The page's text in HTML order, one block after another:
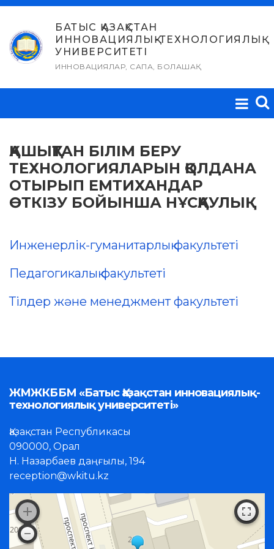
Skip
content
БАТЫС ҚАЗАҚСТАН
ИННОВАЦИЯЛЫҚ-ТЕХНОЛОГИЯЛЫҚ
УНИВЕРСИТЕТІ
ИННОВАЦИЯЛАР, САПА, БОЛАШАҚ
ҚАШЫҚТАН БІЛІМ БЕРУ
ТЕХНОЛОГИЯЛАРЫН ҚОЛДАНА
ОТЫРЫП ЕМТИХАНДАР
ӨТКІЗУ БОЙЫНША НҰСҚАУЛЫҚ
Инженерлік-гуманитарлық факультеті
Педагогикалық факультеті
Тілдер және менеджмент факультеті
ЖМЖКББМ «Батыс Қазақстан инновациялық-
технологиялық университеті»
Қазақстан Республикасы
090000, Орал
Н. Назарбаев даңғылы, 194
reception@wkitu.kz